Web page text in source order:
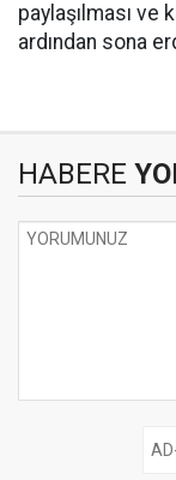
paylaşılması ve
ardından sona
HABERE